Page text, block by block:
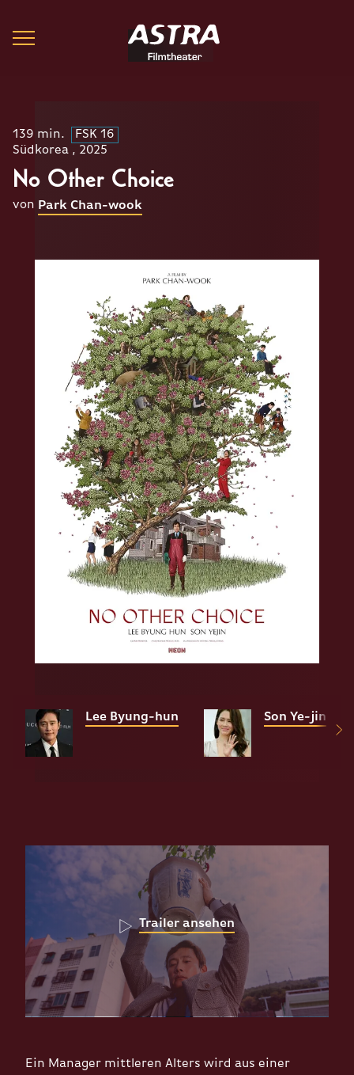
139 min.
FSK 16
Südkorea , 2025
No Other Choice
von Park Chan-wook
Lee Byung-hun Son Ye-jin
Trailer ansehen
Ein Manager mittleren Alters wird aus einer